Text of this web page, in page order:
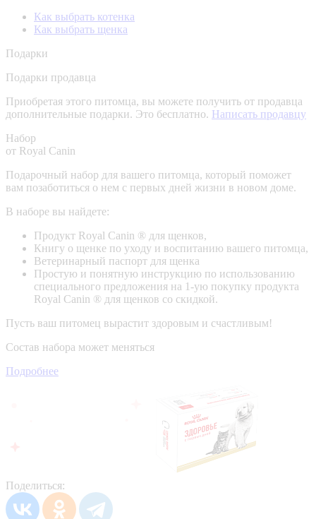
Как выбрать котенка
Как выбрать щенка
Подарки
Подарки продавца
Приобретая этого питомца, вы можете получить от продавца
дополнительные подарки. Это бесплатно. Написать продавцу
Набор
от Royal Canin
Подарочный набор для вашего питомца, который поможет
вам позаботиться о нем с первых дней жизни в новом доме.
В наборе вы найдете:
Продукт Royal Canin ® для щенков,
Книгу о щенке по уходу и воспитанию вашего питомца,
Ветеринарный паспорт для щенка
Простую и понятную инструкцию по использованию
специального предложения на 1-ую покупку продукта
Royal Canin ® для щенков со скидкой.
Пусть ваш питомец вырастит здоровым и счастливым!
Состав набора может меняться
Подробнее
Поделиться: